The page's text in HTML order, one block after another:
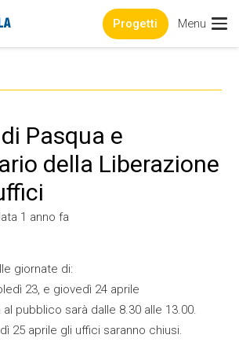
Progetti Menu
Pasqua e
della Liberazione
1 anno fa
giornate di:
23, e giovedì 24 aprile
al pubblico sarà dalle 8.30 alle 13.00.
25 aprile gli uffici saranno chiusi.